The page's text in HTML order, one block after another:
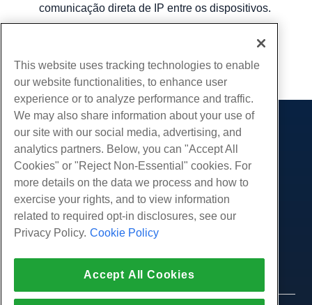
comunicação direta de IP entre os dispositivos.
cópia de URL
Produtos
Hospedagem na web
Hospedagem Empresarial
Revendedor com etiqueta em branco
Linux gerenciado VPS
Windows não gerenciado VPS
Servidores de nuvem
Serviços
Migrações de sites
Comunidade
Documentação do Produto
Tutoriais
Companhia
Sobre nós
Contate-Nos
pressione
Apoio, suporte
Conversar ao vivo conosco
This website uses tracking technologies to enable
our website functionalities, to enhance user
experience or to analyze performance and traffic.
We may also share information about your use of
our site with our social media, advertising, and
analytics partners. Below, you can "Accept All
Cookies" or "Reject Non-Essential" cookies. For
more details on the data we process and how to
exercise your rights, and to view information
related to required opt-in disclosures, see our
Privacy Policy. Cookie Policy
Accept All Cookies